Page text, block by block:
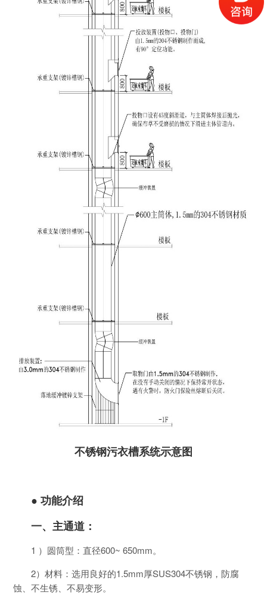
不锈钢污衣槽系统示意图
● 功能介绍
一、主通道：
1 ）圆筒型：直径600~ 650mm。
2）材料：选用良好的1.5mm厚SUS304不锈钢，防腐
蚀、不生锈、不易变形。